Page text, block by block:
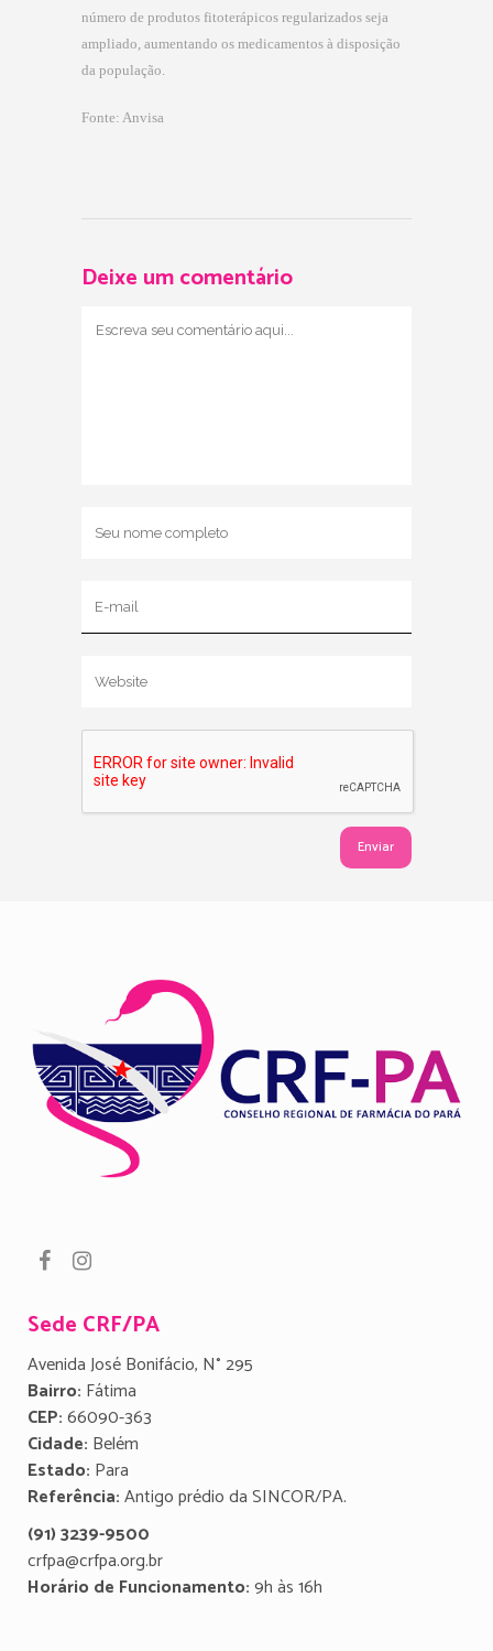
número de produtos fitoterápicos regularizados seja
ampliado, aumentando os medicamentos à disposição
da população.
Fonte: Anvisa
Deixe um comentário
Sede CRF/PA
Avenida José Bonifácio, N° 295
Bairro: Fátima
CEP:66090-363
Cidade: Belém
Estado: Para
Referência:Antigo prédio da SINCOR/PA.
(91) 3239-9500
crfpa@crfpa.org.br
Horário de Funcionamento:9h às 16h